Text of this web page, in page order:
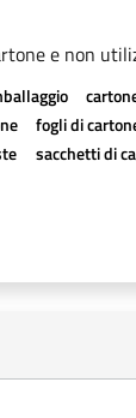
e non
fogli di
sacchetti di